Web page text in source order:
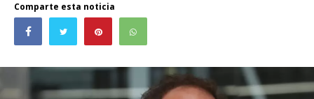
Comparte esta noticia